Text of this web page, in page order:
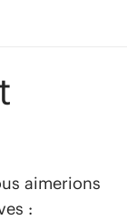
aimerions
: